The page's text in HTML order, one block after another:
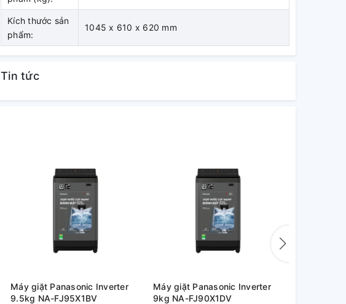
Kích thước sản
phẩm:
1045 x 610 x 620 mm
Tin tức
Máy giặt Panasonic Inverter
9.5kg NA-FJ95X1BV
Máy giặt Panasonic Inverter
9kg NA-FJ90X1DV